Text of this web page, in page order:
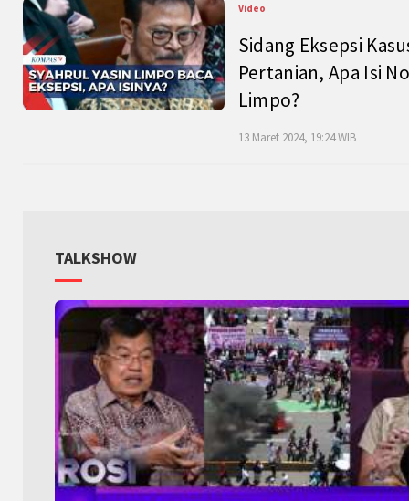
Video
Sidang Eksepsi
Pertanian, Apa Isi
Limpo?
13 Maret 2024, 19:24 WIB
TALKSHOW